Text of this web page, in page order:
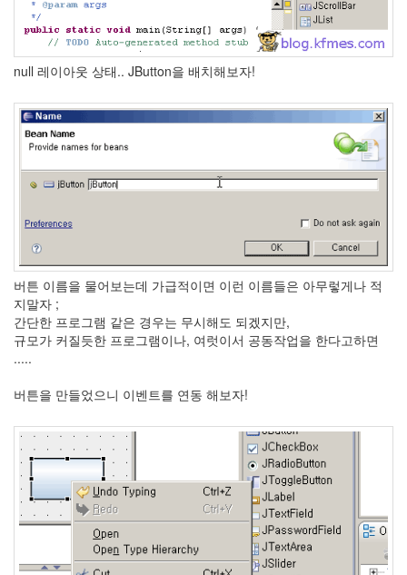
null 레이아웃 상태.. JButton을 배치해보자!
버튼 이름을 물어보는데 가급적이면 이런 이름들은 아무렇게나 적
지말자 ;
간단한 프로그램 같은 경우는 무시해도 되겠지만,
규모가 커질듯한 프로그램이나, 여럿이서 공동작업을 한다고하면
.....
버튼을 만들었으니 이벤트를 연동 해보자!